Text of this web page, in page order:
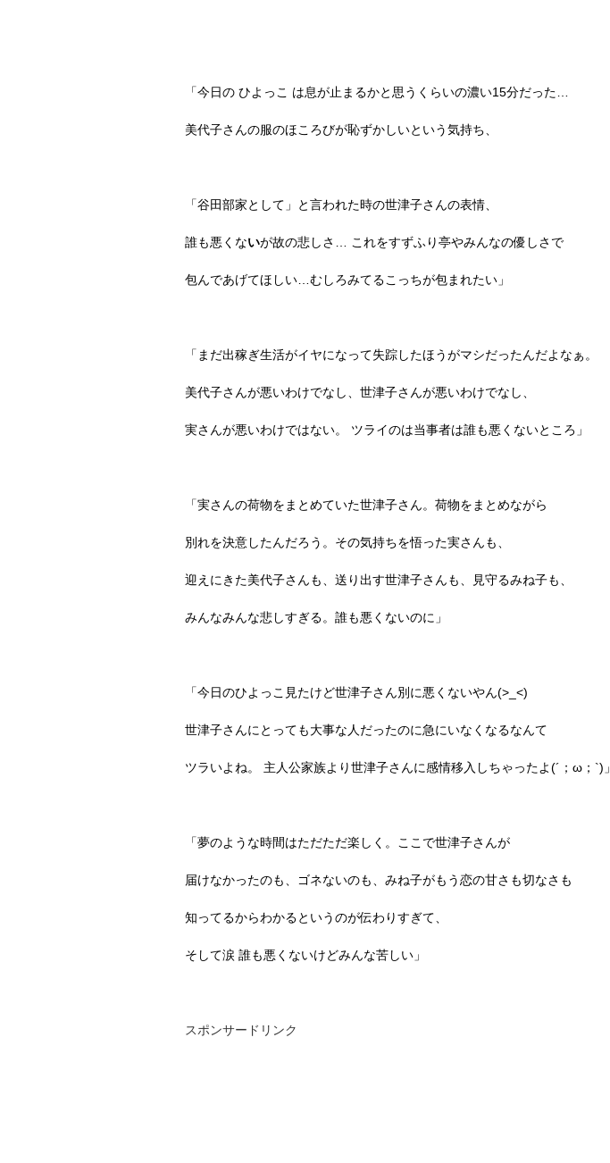
「今日の ひよっこ は息が止まるかと思うくらいの濃い15分だった…
美代子さんの服のほころびが恥ずかしいという気持ち、
「谷田部家として」と言われた時の世津子さんの表情、
誰も悪くないが故の悲しさ… これをすずふり亭やみんなの優しさで
包んであげてほしい…むしろみてるこっちが包まれたい」
「まだ出稼ぎ生活がイヤになって失踪したほうがマシだったんだよなぁ。
美代子さんが悪いわけでなし、世津子さんが悪いわけでなし、
実さんが悪いわけではない。 ツライのは当事者は誰も悪くないところ」
「実さんの荷物をまとめていた世津子さん。荷物をまとめながら
別れを決意したんだろう。その気持ちを悟った実さんも、
迎えにきた美代子さんも、送り出す世津子さんも、見守るみね子も、
みんなみんな悲しすぎる。誰も悪くないのに」
「今日のひよっこ見たけど世津子さん別に悪くないやん(>_<)
世津子さんにとっても大事な人だったのに急にいなくなるなんて
ツラいよね。 主人公家族より世津子さんに感情移入しちゃったよ(´；ω； `) 」
「夢のような時間はただただ楽しく。ここで世津子さんが
届けなかったのも、ゴネないのも、みね子がもう恋の甘さも切なさも
知ってるからわかるというのが伝わりすぎて、
そして涙 誰も悪くないけどみんな苦しい」
スポンサードリンク